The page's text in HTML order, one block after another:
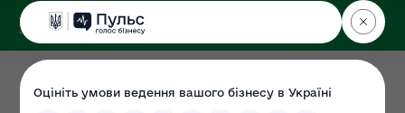
ДЕРЖЕКОІНСПЕКЦІЯ
10.01.2019